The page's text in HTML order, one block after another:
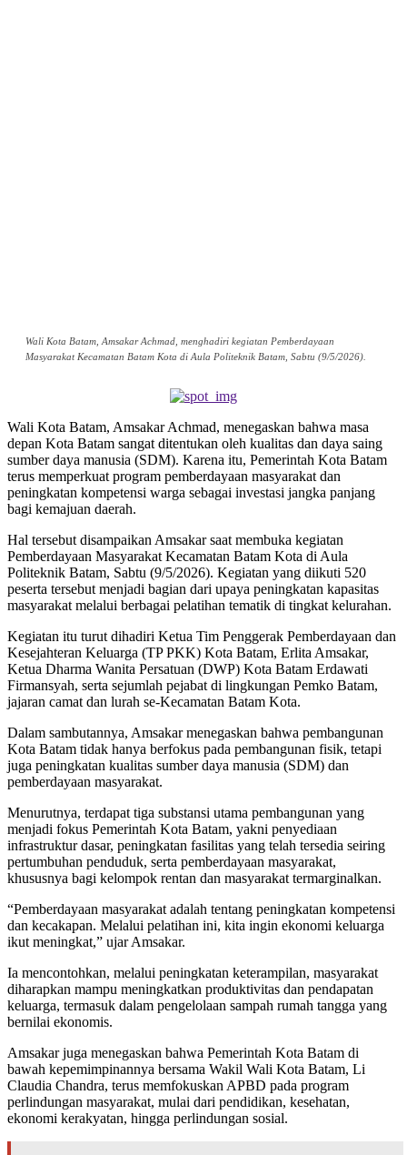
Wali Kota Batam, Amsakar Achmad, menghadiri kegiatan Pemberdayaan
Masyarakat Kecamatan Batam Kota di Aula Politeknik Batam, Sabtu (9/5/2026).
Wali Kota Batam, Amsakar Achmad, menegaskan bahwa masa
depan Kota Batam sangat ditentukan oleh kualitas dan daya saing
sumber daya manusia (SDM). Karena itu, Pemerintah Kota Batam
terus memperkuat program pemberdayaan masyarakat dan
peningkatan kompetensi warga sebagai investasi jangka panjang
bagi kemajuan daerah.
Hal tersebut disampaikan Amsakar saat membuka kegiatan
Pemberdayaan Masyarakat Kecamatan Batam Kota di Aula
Politeknik Batam, Sabtu (9/5/2026). Kegiatan yang diikuti 520
peserta tersebut menjadi bagian dari upaya peningkatan kapasitas
masyarakat melalui berbagai pelatihan tematik di tingkat kelurahan.
Kegiatan itu turut dihadiri Ketua Tim Penggerak Pemberdayaan dan
Kesejahteran Keluarga (TP PKK) Kota Batam, Erlita Amsakar,
Ketua Dharma Wanita Persatuan (DWP) Kota Batam Erdawati
Firmansyah, serta sejumlah pejabat di lingkungan Pemko Batam,
jajaran camat dan lurah se-Kecamatan Batam Kota.
Dalam sambutannya, Amsakar menegaskan bahwa pembangunan
Kota Batam tidak hanya berfokus pada pembangunan fisik, tetapi
juga peningkatan kualitas sumber daya manusia (SDM) dan
pemberdayaan masyarakat.
Menurutnya, terdapat tiga substansi utama pembangunan yang
menjadi fokus Pemerintah Kota Batam, yakni penyediaan
infrastruktur dasar, peningkatan fasilitas yang telah tersedia seiring
pertumbuhan penduduk, serta pemberdayaan masyarakat,
khususnya bagi kelompok rentan dan masyarakat termarginalkan.
“Pemberdayaan masyarakat adalah tentang peningkatan kompetensi
dan kecakapan. Melalui pelatihan ini, kita ingin ekonomi keluarga
ikut meningkat,” ujar Amsakar.
Ia mencontohkan, melalui peningkatan keterampilan, masyarakat
diharapkan mampu meningkatkan produktivitas dan pendapatan
keluarga, termasuk dalam pengelolaan sampah rumah tangga yang
bernilai ekonomis.
Amsakar juga menegaskan bahwa Pemerintah Kota Batam di
bawah kepemimpinannya bersama Wakil Wali Kota Batam, Li
Claudia Chandra, terus memfokuskan APBD pada program
perlindungan masyarakat, mulai dari pendidikan, kesehatan,
ekonomi kerakyatan, hingga perlindungan sosial.